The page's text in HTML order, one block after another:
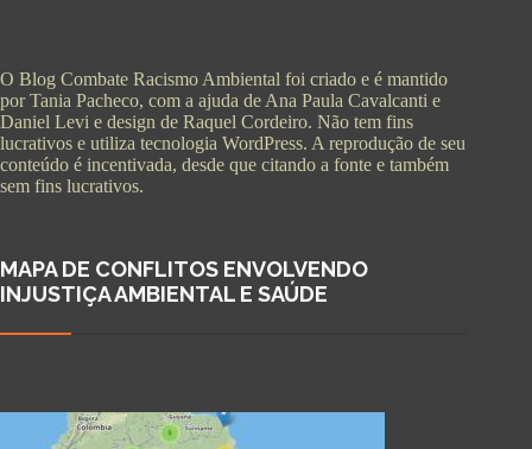
O Blog Combate Racismo Ambiental foi criado e é mantido
por Tania Pacheco, com a ajuda de Ana Paula Cavalcanti e
Daniel Levi e design de Raquel Cordeiro. Não tem fins
lucrativos e utiliza tecnologia WordPress. A reprodução de seu
conteúdo é incentivada, desde que citando a fonte e também
sem fins lucrativos.
MAPA DE CONFLITOS ENVOLVENDO
INJUSTIÇA AMBIENTAL E SAÚDE